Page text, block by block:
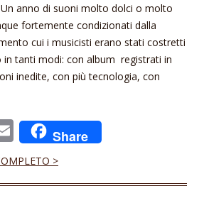
anno di suoni molto dolci o molto
fortemente condizionati dalla
cui i musicisti erano stati costretti
in tanti modi: con album registrati in
inedite, con più tecnologia, con
E
m
ai
Share
>